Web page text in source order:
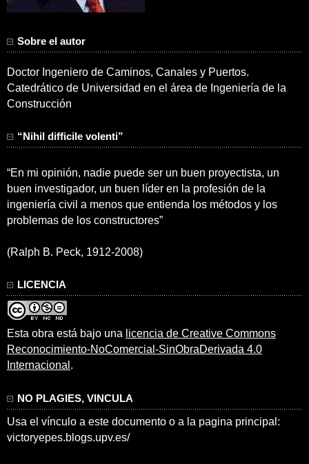
Sobre el autor
Doctor Ingeniero de Caminos, Canales y Puertos.
Catedrático de Universidad en el área de Ingeniería de la
Construcción
“Nihil difficile volenti”
“En mi opinión, nadie puede ser un buen proyectista, un
buen investigador, un buen líder en la profesión de la
ingeniería civil a menos que entienda los métodos y los
problemas de los constructores”
(Ralph B. Peck, 1912-2008)
LICENCIA
Esta obra está bajo una licencia de Creative Commons
Reconocimiento-NoComercial-SinObraDerivada 4.0
Internacional .
NO PLAGIES, VINCULA
Usa el vínculo a este documento o a la pagina principal:
victoryepes.blogs.upv.es/